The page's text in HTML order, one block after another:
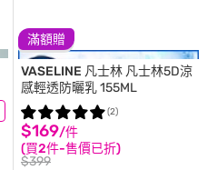
滿額贈
VASELINE 凡士林 凡士林5D涼
感輕透防曬乳 155ML
$169/件
(買2件-售價已折)
$399
(2)